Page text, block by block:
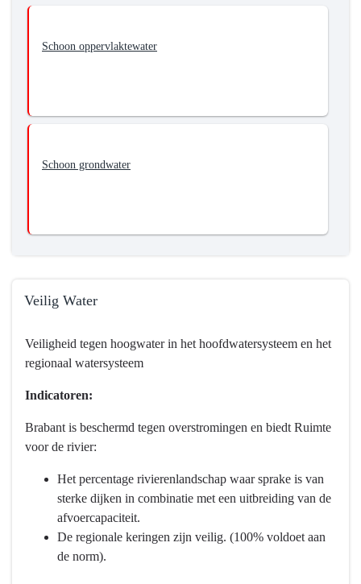
Schoon oppervlaktewater
Schoon grondwater
Veilig Water
naar
navigatie
Water
bodem
hebben
Veiligheid tegen hoogwater in het hoofdwatersysteem en het
regionaal watersysteem
Indicatoren:
Brabant is beschermd tegen overstromingen en biedt Ruimte
voor de rivier:
Het percentage rivierenlandschap waar sprake is van
sterke dijken in combinatie met een uitbreiding van de
afvoercapaciteit.
De regionale keringen zijn veilig. (100% voldoet aan
de norm).